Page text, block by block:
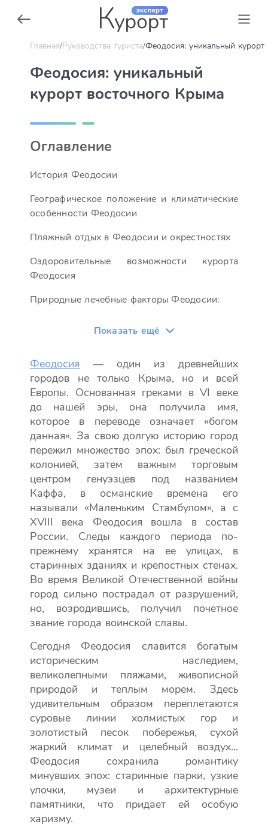
Главная Руководства туриста Феодосия: уникальный
Феодосия: уникальный
курорт восточного Крыма
Оглавление
История Феодосии
Географическое положение и климатические
особенности Феодосии
Пляжный отдых в Феодосии и окрестностях
Оздоровительные возможности курорта
Феодосия
Природные лечебные факторы Феодосии:
Показать ещё
Феодосия — один из древнейших
городов не только Крыма, но и всей
Европы. Основанная греками в VI веке
до нашей эры, она получила имя,
которое в переводе означает «богом
данная». За свою долгую историю город
пережил множество эпох: был греческой
колонией, затем важным торговым
центром генуэзцев под названием
Каффа, в османские времена его
называли «Маленьким Стамбулом», а с
XVIII века Феодосия вошла в состав
России. Следы каждого периода по-
прежнему хранятся на ее улицах, в
старинных зданиях и крепостных стенах.
Во время Великой Отечественной войны
город сильно пострадал от разрушений,
но, возродившись, получил почетное
звание города воинской славы.
Сегодня Феодосия славится богатым
историческим наследием,
великолепными пляжами, живописной
природой и теплым морем. Здесь
удивительным образом переплетаются
суровые линии холмистых гор и
золотистый песок побережья, сухой
жаркий климат и целебный воздух...
Феодосия сохранила романтику
минувших эпох: старинные парки, узкие
улочки, музеи и архитектурные
памятники, что придает ей особую
харизму.